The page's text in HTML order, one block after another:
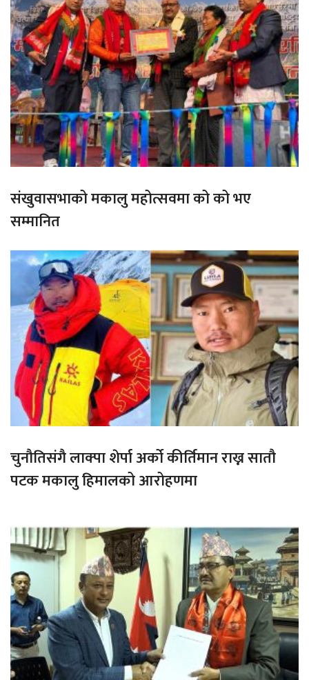
संखुवासभाको मकालु महोत्सवमा को को भए
सम्मानित
चुनौतिसंगै लाक्पा शेर्पा अर्को कीर्तिमान राख्न सातौ
पटक मकालु हिमालको आरोहणमा